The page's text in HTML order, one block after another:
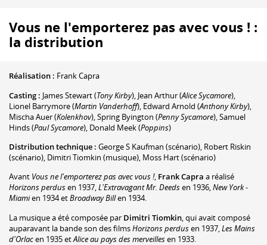
Vous ne l'emporterez pas avec vous ! :
la distribution
Réalisation : Frank Capra
Casting : James Stewart(Tony Kirby) Jean Arthur(Alice Sycamore)
Lionel Barrymore(Martin Vanderhoff) Edward Arnold (Anthony Kirby)
Mischa Auer(Kolenkhov) Spring Byington (Penny Sycamore) Samuel
Hinds(Paul Sycamore) Donald Meek(Poppins)
Distribution technique : George S Kaufman (scénario), Robert Riskin
(scénario), Dimitri Tiomkin (musique), Moss Hart(scénario)
Avant Vous ne l'emporterez pas avec vous !, Frank Capra a réalisé
Horizons perdusen 1937,L'Extravagant Mr. Deedsen 1936,New York -
Miamien 1934 etBroadway Billen 1934.
La musique a été composée par Dimitri Tiomkin, qui avait composé
auparavant la bande son des filmsHorizons perdusen 1937,Les Mains
d'Orlacen 1935 etAlice au pays des merveillesen 1933.